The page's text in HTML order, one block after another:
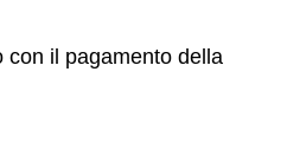
con il pagamento della